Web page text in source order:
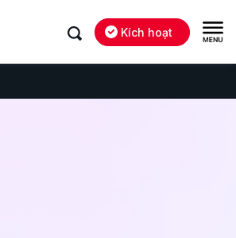
Kích hoạt